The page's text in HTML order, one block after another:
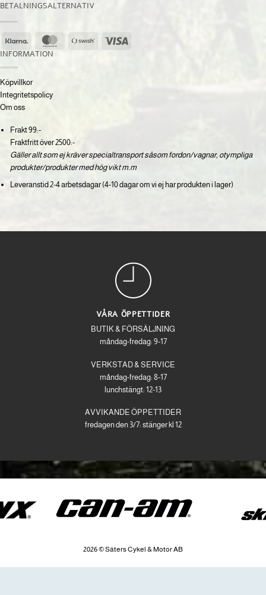
BETALNINGSALTERNATIV
Klarna MasterCardSwish
(SE)
INFORMATION
Köpvillkor
Integritetspolicy
Om oss
Frakt 99:-
Fraktfritt över 2500:-
Gäller allt som ej kräver specialtransport såsom fordon/vagnar, otympliga
produkter/produkter med hög vikt m.m
Leveranstid 2-4 arbetsdagar (4-10 dagar om vi ej har produkten i lager)
VÅRA ÖPPETTIDER
BUTIK & FÖRSÄLJNING
måndag-fredag: 9-17
VERKSTAD & SERVICE
måndag-fredag: 8-17
lunchstängt: 12-13
AVVIKANDE ÖPPETTIDER
fredagen den 3/7: stänger kl 12
2026 © Säters Cykel & Motor AB